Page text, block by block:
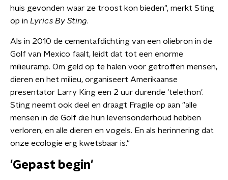
huis gevonden waar ze troost kon bieden", merkt Sting
op in Lyrics By Sting.
Als in 2010 de cementafdichting van een oliebron in de
Golf van Mexico faalt, leidt dat tot een enorme
milieuramp. Om geld op te halen voor getroffen mensen,
dieren en het milieu, organiseert Amerikaanse
presentator Larry King een 2 uur durende 'telethon'.
Sting neemt ook deel en draagt Fragile op aan "alle
mensen in de Golf die hun levensonderhoud hebben
verloren, en alle dieren en vogels. En als herinnering dat
onze ecologie erg kwetsbaar is."
'Gepast begin'